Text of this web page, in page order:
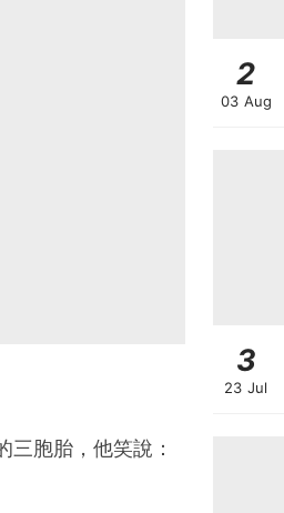
胞胎，他笑說：
2
03 Aug
3
23 Jul